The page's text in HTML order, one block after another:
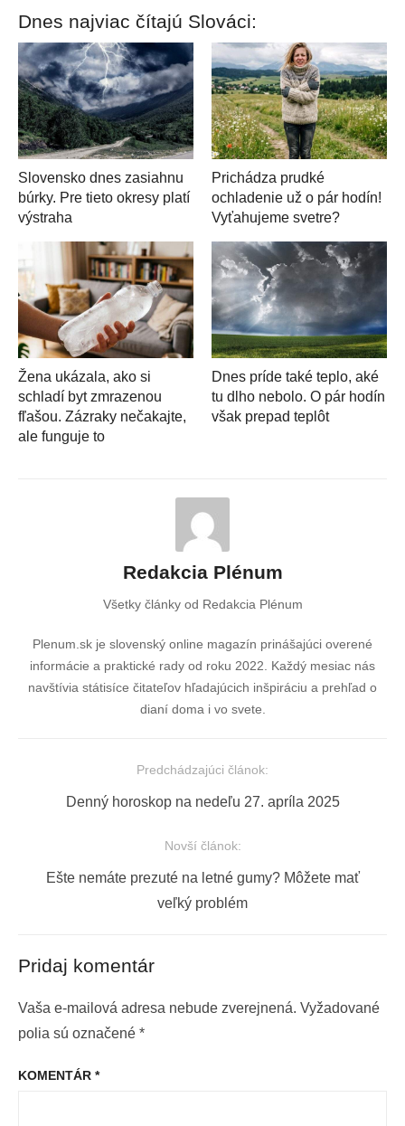
Dnes najviac čítajú Slováci:
Slovensko dnes zasiahnu
búrky. Pre tieto okresy platí
výstraha
Prichádza prudké
ochladenie už o pár hodín!
Vyťahujeme svetre?
Žena ukázala, ako si
schladí byt zmrazenou
fľašou. Zázraky nečakajte,
ale funguje to
Dnes príde také teplo, aké
tu dlho nebolo. O pár hodín
však prepad teplôt
Redakcia Plénum
Všetky články od Redakcia Plénum
Plenum.sk je slovenský online magazín prinášajúci overené
informácie a praktické rady od roku 2022. Každý mesiac nás
navštívia státisíce čitateľov hľadajúcich inšpiráciu a prehľad o
dianí doma i vo svete.
Predchádzajúci článok:
Previous
Denný horoskop na nedeľu 27. apríla 2025
Novší článok:
NextEšte nemáte prezuté na letné gumy? Môžete mať
veľký problém
Pridaj komentár
Vaša e-mailová adresa nebude zverejnená. Vyžadované
polia sú označené *
KOMENTÁR *